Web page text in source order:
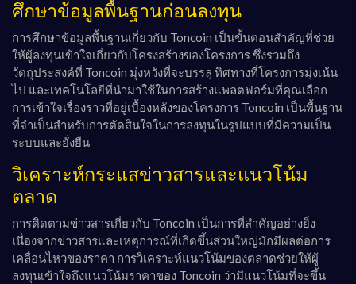
ศึกษาข้อมูลพื้นฐานก่อนลงทุน
การศึกษาข้อมูลพื้นฐานเกี่ยวกับ Toncoin เป็นขั้นตอนสำคัญที่ช่วย
ให้ผู้ลงทุนเข้าใจเกี่ยวกับโครงสร้างของโครงการ ซึ่งรวมถึง
วัตถุประสงค์ที่ Toncoin มุ่งหวังที่จะบรรลุ ทิศทางที่โครงการมุ่งเน้น
ไป และเทคโนโลยีที่นำมาใช้ในการสร้างแพลตฟอร์มที่คุณเลือก
การเข้าใจเรื่องราวที่อยู่เบื้องหลังของโครงการ Toncoin เป็นพื้นฐาน
ที่จำเป็นสำหรับการตัดสินใจในการลงทุนในรูปแบบที่มีความเป็น
ระบบและยั่งยืน
วิเคราะห์กระแสข่าวสารและแนวโน้ม
ตลาด
การติดตามข่าวสารเกี่ยวกับ Toncoin เป็นการที่สำคัญอย่างยิ่ง
เนื่องจากข่าวสารและเหตุการณ์ที่เกิดขึ้นส่วนใหญ่มักมีผลต่อการ
เคลื่อนไหวของราคา การวิเคราะห์แนวโน้มของตลาดช่วยให้ผู้
ลงทุนเข้าใจถึงแนวโน้มราคาของ Toncoin ว่ามีแนวโน้มที่จะขึ้น